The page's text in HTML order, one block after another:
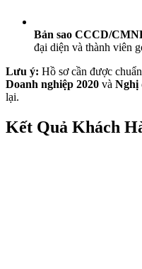
Bản sao CCCD/
đại diện và thành viên
Lưu ý: Hồ sơ cần được
Doanh nghiệp 2020 và Nghị
lại.
Kết Quả Khách